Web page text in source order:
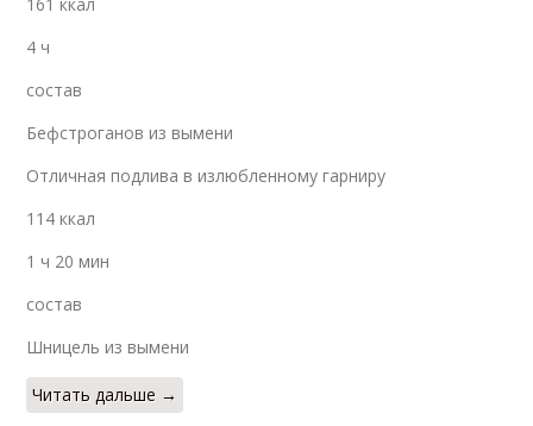
4 ч
состав
Бефстроганов из вымени
Отличная подлива в излюбленному гарниру
114 ккал
1 ч 20 мин
состав
Шницель из вымени
Читать дальше →